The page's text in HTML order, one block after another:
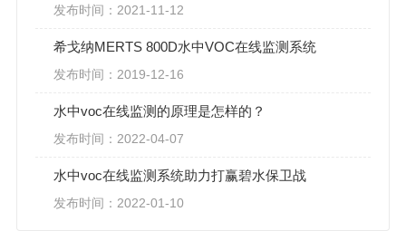
发布时间：2021-11-12
希戈纳MERTS 800D水中VOC在线监测系统
发布时间：2019-12-16
水中voc在线监测的原理是怎样的？
发布时间：2022-04-07
水中voc在线监测系统助力打赢碧水保卫战
发布时间：2022-01-10